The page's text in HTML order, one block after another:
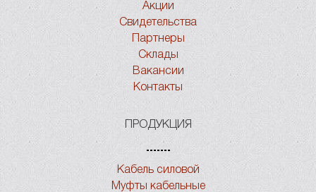
Акции
Свидетельства
Партнеры
Склады
Вакансии
Контакты
ПРОДУКЦИЯ
Кабель силовой
Муфты кабельные